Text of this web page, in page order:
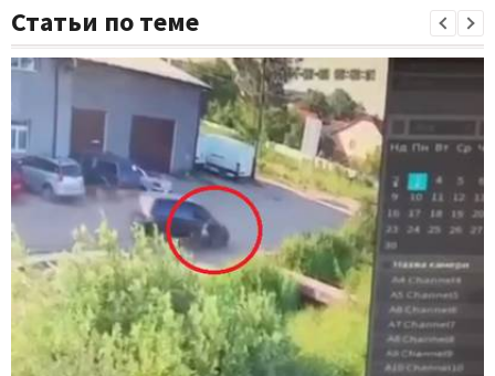
Статьи по теме